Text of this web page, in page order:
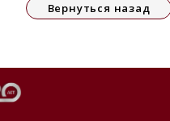
Вернуться назад